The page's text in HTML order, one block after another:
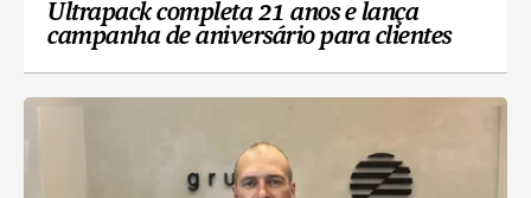
Ultrapack completa 21 anos e lança
campanha de aniversário para clientes